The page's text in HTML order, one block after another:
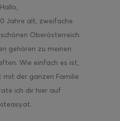
Hallo,
Jahre alt, zweifache
Oberösterreich.
gehören zu meinen
Wie einfach es ist,
mit der ganzen Familie
ich dir hier auf